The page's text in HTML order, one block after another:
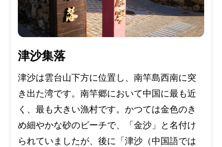
津沙集落
津沙は雲台山下方に位置し、南竿島西南に突
き出た湾です。南竿郷において中国に最も近
く、最も大きい漁村です。かつては金色のき
め細やかな砂のビーチで、「金沙」と名付け
られていましたが、後に「津沙（中国語では